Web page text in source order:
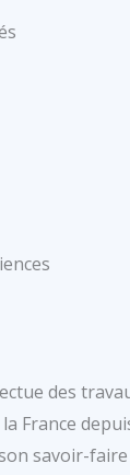
des
France
savoir-